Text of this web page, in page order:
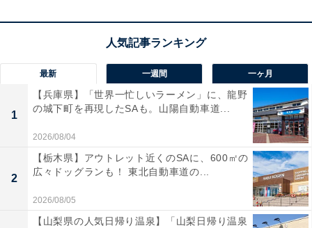
最新 一週間 一ヶ月
1
【兵庫県】「世界一忙しいラーメン」に、龍野
の城下町を再現したSAも。山陽自動車道...
2026/08/04
2
【栃木県】アウトレット近くのSAに、600㎡の
広々ドッグランも！ 東北自動車道の...
2026/08/05
【山梨県の人気日帰り温泉】「山梨日帰り温泉